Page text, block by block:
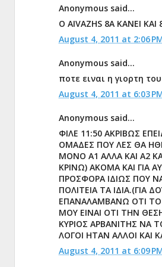
Anonymous said...
O AIVAZHS 8A KANEI KAI
August 4, 2011 at 2:06
Anonymous said...
ποτε ειναι η γιορτη
August 4, 2011 at 6:03
Anonymous said...
ΦΙΛΕ 11:50 ΑΚΡΙΒΩΣ
ΟΜΑΔΕΣ ΠΟΥ ΛΕΣ ΘΑ
ΜΟΝΟ Α1 ΑΛΛΑ ΚΑΙ Α2
ΚΡΙΝΩ) ΑΚΟΜΑ ΚΑΙ ΓΙΑ
ΠΡΟΣΦΟΡΑ ΙΔΙΩΣ ΠΟΥ
ΠΟΛΙΤΕΙΑ ΤΑ ΙΔΙΑ.(ΓΙΑ
ΕΠΑΝΑΛΑΜΒΑΝΩ ΟΤΙ ΤΟ
ΜΟΥ ΕΙΝΑΙ ΟΤΙ ΤΗΝ
ΚΥΡΙΟΣ ΑΡΒΑΝΙΤΗΣ ΝΑ
ΛΟΓΟΙ ΗΤΑΝ ΑΛΛΟΙ ΚΑΙ
August 4, 2011 at 6:09